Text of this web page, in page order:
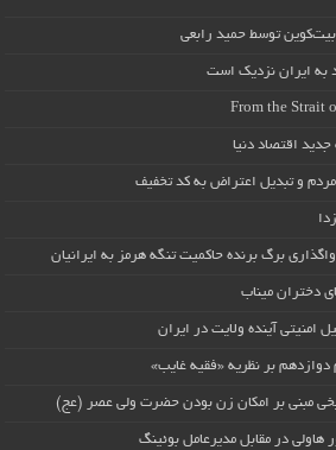
بیت‌کوین توسط حمید رابعی
به ایران نزدیک است
From the Strait
اقتصاد دنیا
مردم و تبدیل اعتراض به کد تخفیف
برگ برنده حاکمیت تنگه هرمز به ایرانیان
دختران میناب
امنیتی آینده ولایت در ایران
بر نظریه «فقیه غایب»
مبنی بر امکان زن بودن حضرت ولی عصر (عج)
هاولی در مقابل مدیرعامل بوئینگ